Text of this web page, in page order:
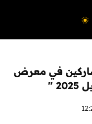
في معرض
"